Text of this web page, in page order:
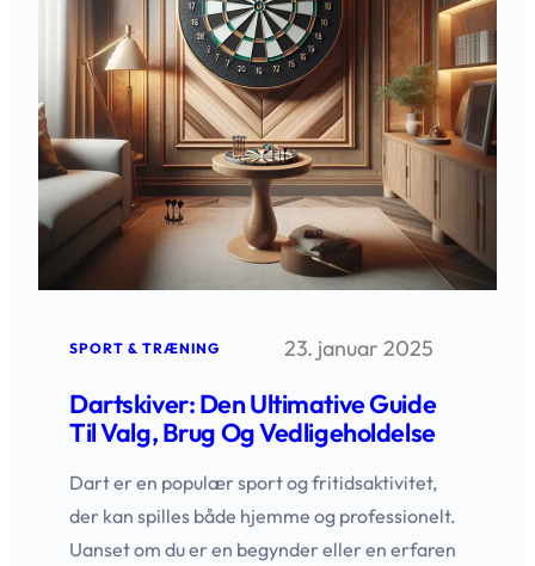
SPORT & TRÆNING 23. januar 2025
Dartskiver: Den Ultimative Guide
Til Valg, Brug Og Vedligeholdelse
Dart er en populær sport og fritidsaktivitet,
der kan spilles både hjemme og professionelt.
Uanset om du er en begynder eller en erfaren